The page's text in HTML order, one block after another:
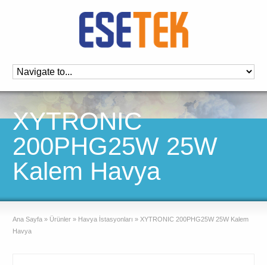
XYTRONIC
200PHG25W 25W
Kalem Havya
Ana Sayfa » Ürünler » Havya İstasyonları » XYTRONIC 200PHG25W 25W Kalem
Havya